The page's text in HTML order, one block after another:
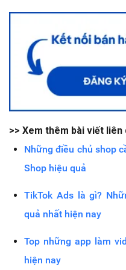
>> Xem thêm bài viết liên
Những điều chủ shop
Shop hiệu quả
TikTok Ads là gì?
quả nhất hiện nay
Top những app làm
hiện nay